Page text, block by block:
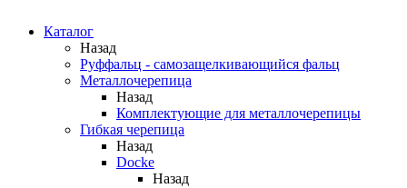
Каталог
Назад
Руффальц - самозащелкивающийся фальц
Металлочерепица
Назад
Комплектующие для металлочерепицы
Гибкая черепица
Назад
Docke
Назад